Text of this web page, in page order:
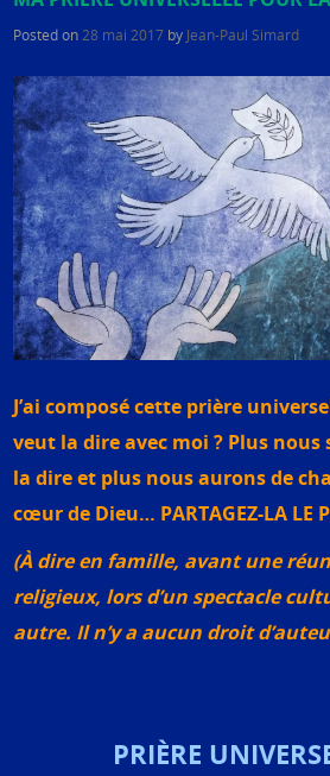
Posted on 28 mai 2017 by Jean-Paul Simard
J’ai composé cette prière
veut la dire avec moi ? Plus
la dire et plus nous aurons de
cœur de Dieu… PARTAGEZ-LA LE
(À dire en famille, avant une
religieux, lors d’un spectacle
autre. Il n’y a aucun droit
PRIÈRE